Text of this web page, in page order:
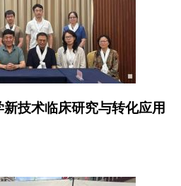
技术临床研究与转化应用